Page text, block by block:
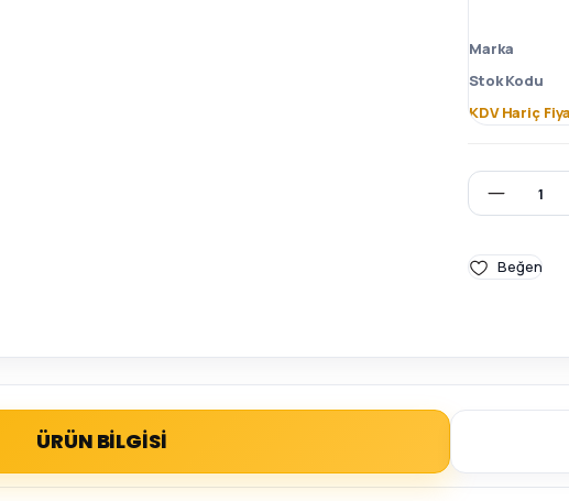
Marka
Stok Kodu
KDV Hariç
ÜRÜN BİLGİSİ